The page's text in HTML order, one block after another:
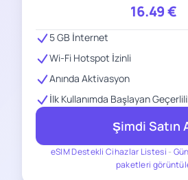
16.49€
eSIM Destekli Cihazlar Listesi -
paketleri
5 GB İnternet
Wi-Fi Hotspot İzinli
Anında Aktivasyon
İlk Kullanımda Başlayan
Şimdi Satın